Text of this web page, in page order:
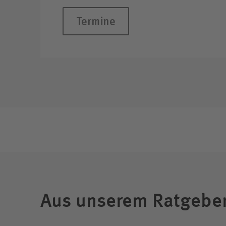
Termine
Aus unserem